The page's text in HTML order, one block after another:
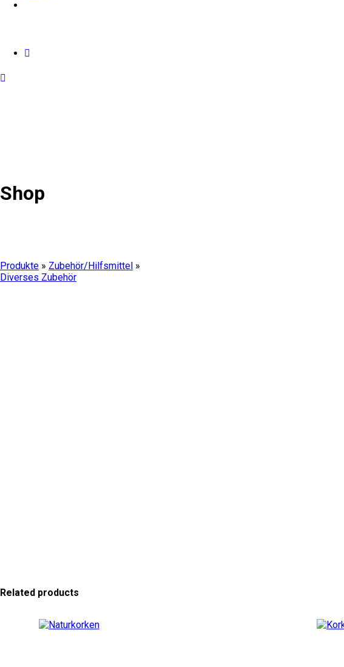
Shop
Produkte » Zubehör/Hilfsmittel »
Diverses Zubehör
Related products